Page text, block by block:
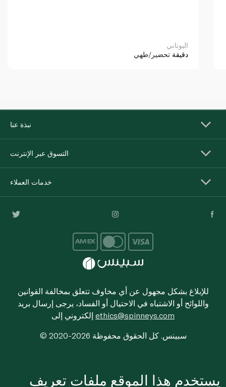
اليوناني
دقيقة تحضير/طهي
نبذة عنا
التسوق عبر الإنترنت
خدمات العملاء
للإبلاغ بشكل مجهول عن أي مخاوف تتعلق بمخالفة القوانين
واللوائح أو الاشتباه في الاحتيال أو الفساد، يرجى إرسال بريد
ethics@spinneys.com
© 2020-2026 سبينس. كل الحقوق محفوظة
يستخدم هذا الموقع ملفات تعريف